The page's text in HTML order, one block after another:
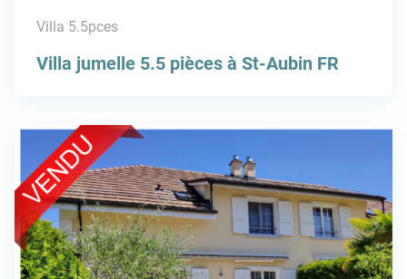
Villa 5.5pces
Villa jumelle 5.5 pièces à St-Aubin FR